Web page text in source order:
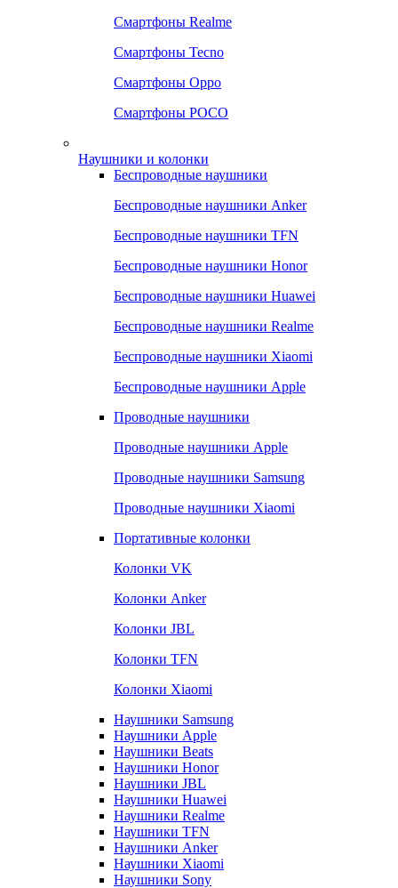
Смартфоны Realme
Смартфоны Tecno
Смартфоны Oppo
Смартфоны POCO
Наушники и колонки
Беспроводные наушники
Беспроводные наушники Anker
Беспроводные наушники TFN
Беспроводные наушники Honor
Беспроводные наушники Huawei
Беспроводные наушники Realme
Беспроводные наушники Xiaomi
Беспроводные наушники Apple
Проводные наушники
Проводные наушники Apple
Проводные наушники Samsung
Проводные наушники Xiaomi
Портативные колонки
Колонки VK
Колонки Anker
Колонки JBL
Колонки TFN
Колонки Xiaomi
Наушники Samsung
Наушники Apple
Наушники Beats
Наушники Honor
Наушники JBL
Наушники Huawei
Наушники Realme
Наушники TFN
Наушники Anker
Наушники Xiaomi
Наушники Sony